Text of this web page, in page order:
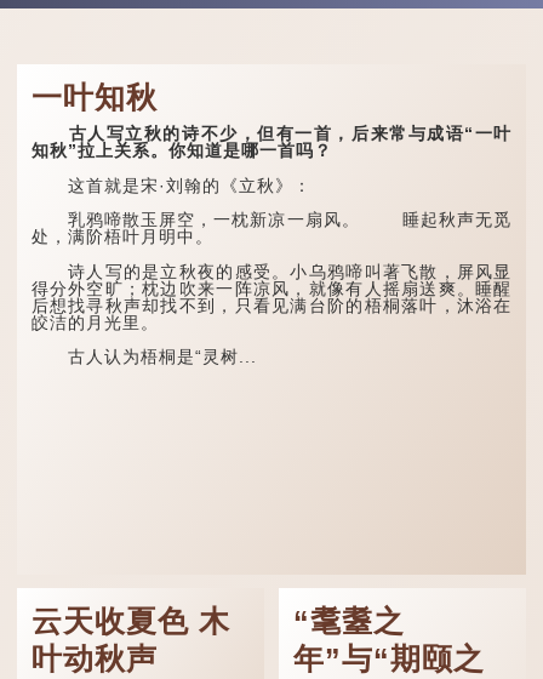
一叶知秋
古人写立秋的诗不少，但有一首，后来常与成语“一叶
知秋”拉上关系。你知道是哪一首吗？
这首就是宋·刘翰的《立秋》：
乳鸦啼散玉屏空，一枕新凉一扇风。 睡起秋声无觅
处，满阶梧叶月明中。
诗人写的是立秋夜的感受。小乌鸦啼叫著飞散，屏风显
得分外空旷；枕边吹来一阵凉风，就像有人摇扇送爽。睡醒
后想找寻秋声却找不到，只看见满台阶的梧桐落叶，沐浴在
皎洁的月光里。
古人认为梧桐是“灵树...
云天收夏色 木
叶动秋声
“耄耋之
年”与“期颐之